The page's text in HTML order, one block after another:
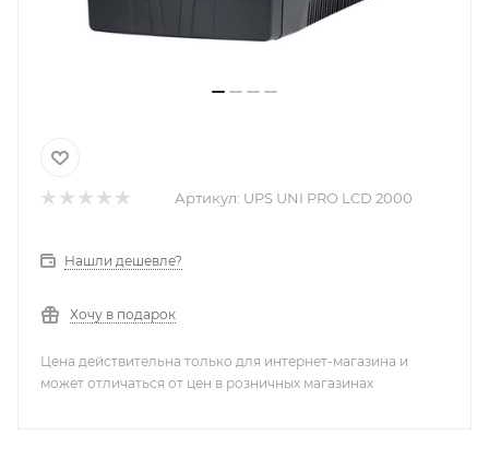
Артикул: UPS UNI PRO LCD 2000
Нашли дешевле?
Хочу в подарок
Цена действительна только для интернет-магазина и
может отличаться от цен в розничных магазинах